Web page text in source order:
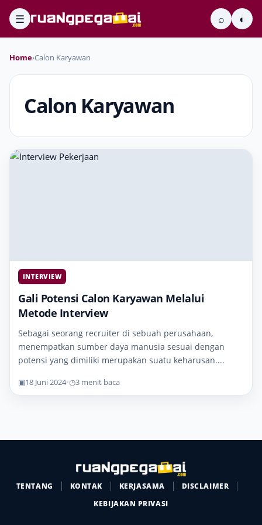
☰ ⌕ ◐
Home›Calon Karyawan
Calon Karyawan
INTERVIEW
Gali Potensi Calon Karyawan Melalui
Metode Interview
Sebagai seorang recruiter di sebuah perusahaan,
menempatkan sumber daya manusia sesuai dengan
potensi yang dimiliki merupakan suatu keharusan....
▣18 Juni 2024•◷3 menit baca
TENTANG KONTAK KERJASAMA
DISCLAIMER
KEBIJAKAN PRIVASI